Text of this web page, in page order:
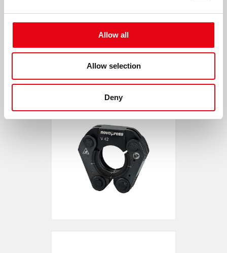
Allow all
Allow selection
Deny